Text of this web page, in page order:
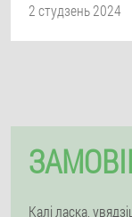
2 студзень 2024
Калі ласка,